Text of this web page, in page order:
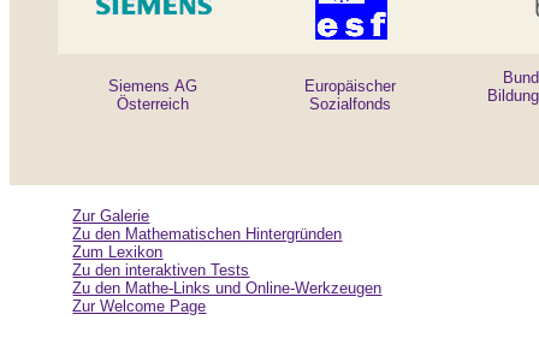
Siemens AG
Österreich
Europäischer
Sozialfonds
Zur Galerie
Zu den Mathematischen Hintergründen
Zum Lexikon
Zu den interaktiven Tests
Zu den Mathe-Links und Online-Werkzeugen
Zur Welcome Page